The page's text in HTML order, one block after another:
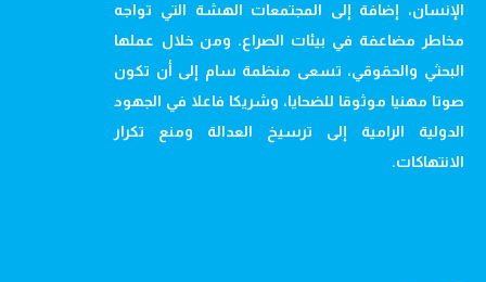
الإنسان، إضافة إلى المجتمعات الهشة التي تواجه
مخاطر مضاعفة في بيئات الصراع. ومن خلال عملها
البحثي والحقوقي، تسعى منظمة سام إلى أن تكون
صوتا مهنيا موثوقا للضحايا، وشريكا فاعلا في الجهود
الدولية الرامية إلى ترسيخ العدالة ومنع تكرار
الانتهاكات.